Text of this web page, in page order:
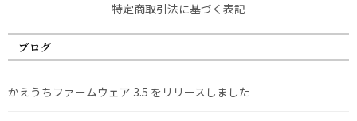
特定商取引法に基づく表記
ブログ
かえうちファームウェア 3.5 をリリースしました